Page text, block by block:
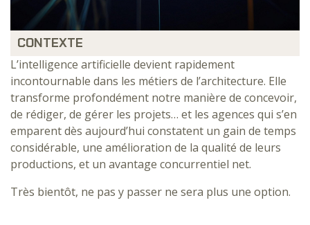
CONTEXTE
L’intelligence artificielle devient rapidement
incontournable dans les métiers de l’architecture. Elle
transforme profondément notre manière de concevoir,
de rédiger, de gérer les projets… et les agences qui s’en
emparent dès aujourd’hui constatent un gain de temps
considérable, une amélioration de la qualité de leurs
productions, et un avantage concurrentiel net.
Très bientôt, ne pas y passer ne sera plus une option.